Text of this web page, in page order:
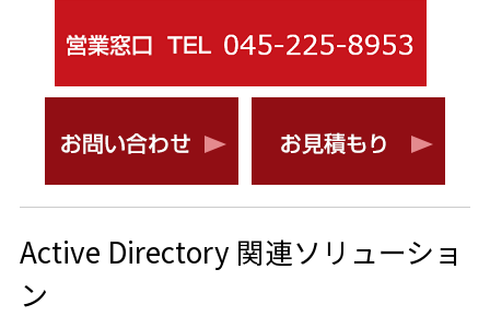
Active Directory 関連ソリューショ
ン